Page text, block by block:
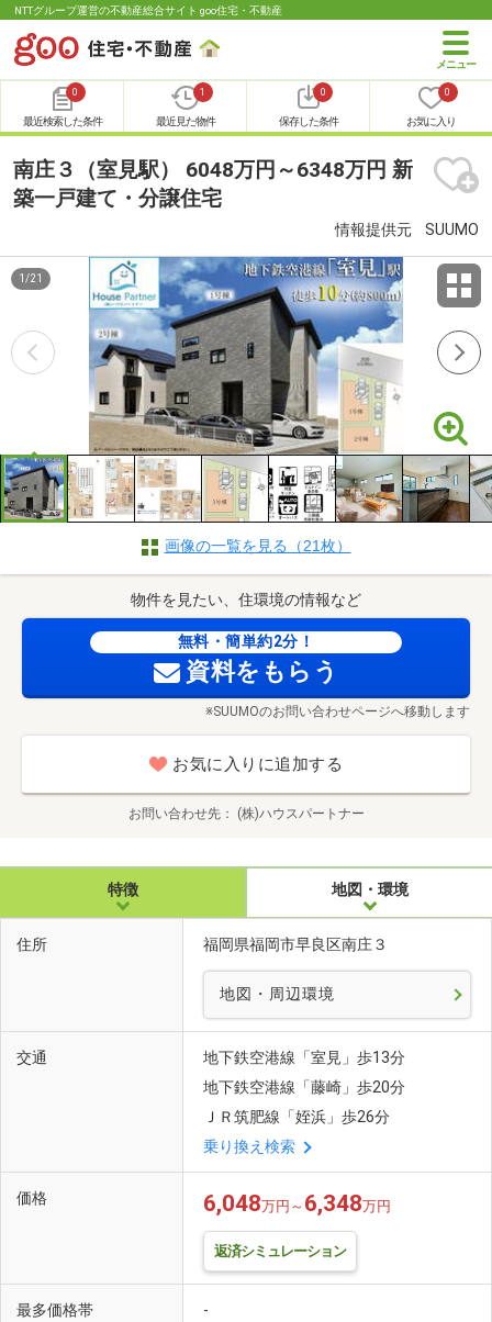
NTTグループ運営の不動産総合サイト goo住宅・不動産
0
最近検索した条件
1
最近見た物件
0
保存した条件
0
お気に入り
南庄３（室見駅） 6048万円～6348万円 新
築一戸建て・分譲住宅
情報提供元 SUUMO
1 /21
画像の一覧を見る（21枚）
物件を見たい、住環境の情報など
無料・簡単約2分！
資料をもらう
※SUUMOのお問い合わせページへ移動します
お気に入りに追加する
お問い合わせ先 (株)ハウスパートナー
特徴 地図・環境
住所 福岡県福岡市早良区南庄３
地図・周辺環境
交通
地下鉄空港線「室見」歩13分
地下鉄空港線「藤崎」歩20分
ＪＲ筑肥線「姪浜」歩26分
乗り換え検索
価格 6,048万円～ 6,348万円
返済シミュレーション
最多価格帯 -